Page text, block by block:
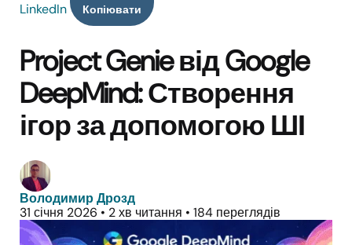
LinkedIn Копіювати
Project Genie від Google
DeepMind: Створення
ігор за допомогою ШІ
Володимир Дрозд
31 січня 2026 • 2 хв читання • 184 переглядів